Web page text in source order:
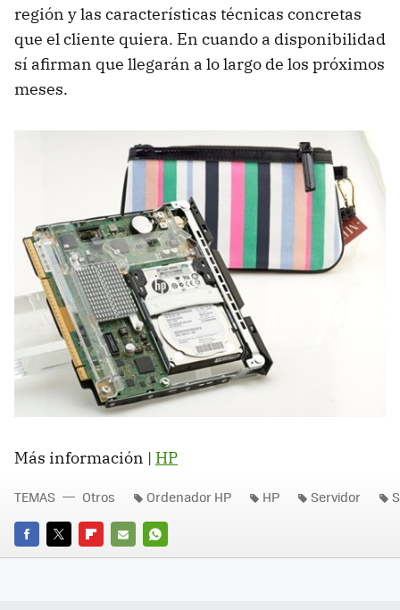
región y las características técnicas concretas
que el cliente quiera. En cuando a disponibilidad
sí afirman que llegarán a lo largo de los próximos
meses.
Más información | HP
FACEBOOK
TWITTERFLIPBOARD
E-
WHATSAPP
TEMAS Otros Ordenador HP HP Servidor